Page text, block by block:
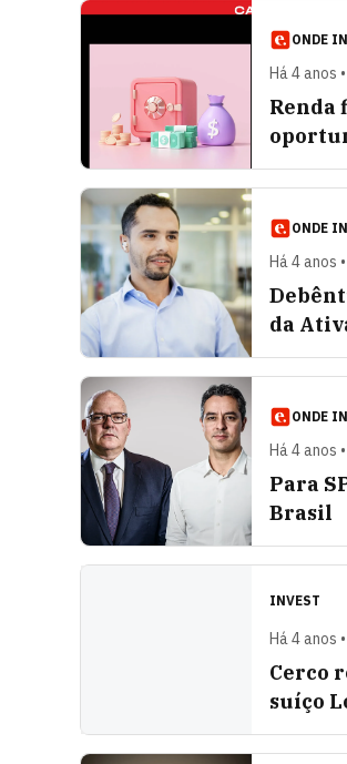
ONDE
Há 4 anos
Renda
ONDE
Há 4 anos
da
ONDE
Há 4 anos
Para
Brasil
INVEST
Há 4 anos
Cerco
suíço